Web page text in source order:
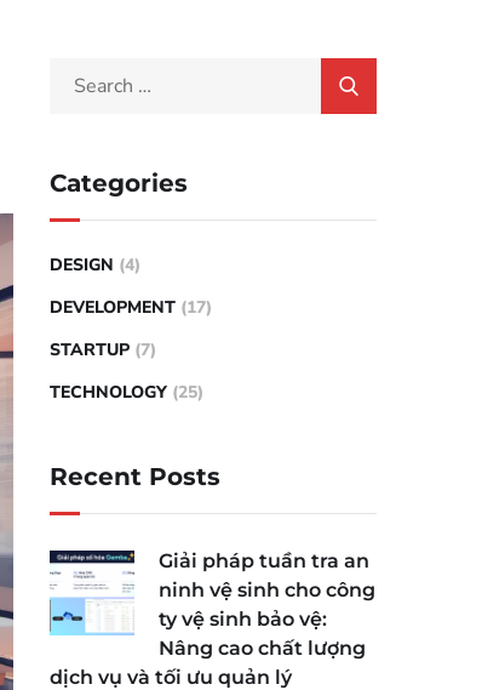
Categories
DESIGN (4)
DEVELOPMENT (17)
STARTUP (7)
TECHNOLOGY (25)
Recent Posts
Giải pháp tuần tra an
ninh vệ sinh cho công
ty vệ sinh bảo vệ:
Nâng cao chất lượng
dịch vụ và tối ưu quản lý